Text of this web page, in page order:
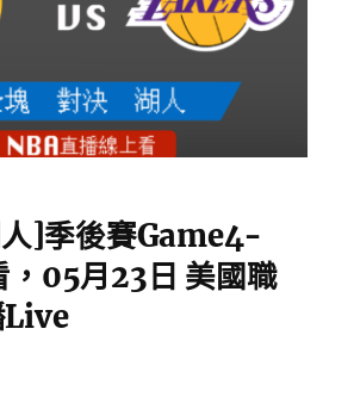
人]季後賽Game4-
，05月23日 美國職
Live